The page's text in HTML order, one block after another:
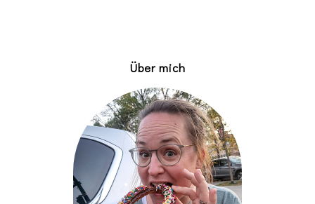
Über mich